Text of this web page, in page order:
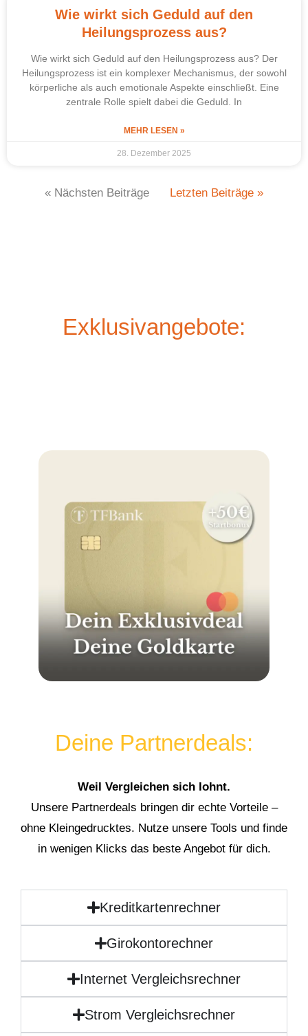
Wie wirkt sich Geduld auf den
Heilungsprozess aus?
Wie wirkt sich Geduld auf den Heilungsprozess aus? Der
Heilungsprozess ist ein komplexer Mechanismus, der sowohl
körperliche als auch emotionale Aspekte einschließt. Eine
zentrale Rolle spielt dabei die Geduld. In
MEHR LESEN »
28. Dezember 2025
« Nächsten Beiträge Letzten Beiträge »
Exklusivangebote:
Deine Partnerdeals:
Weil Vergleichen sich lohnt.
Unsere Partnerdeals bringen dir echte Vorteile –
ohne Kleingedrucktes. Nutze unsere Tools und finde
in wenigen Klicks das beste Angebot für dich.
Kreditkartenrechner
Girokontorechner
Internet Vergleichsrechner
Strom Vergleichsrechner